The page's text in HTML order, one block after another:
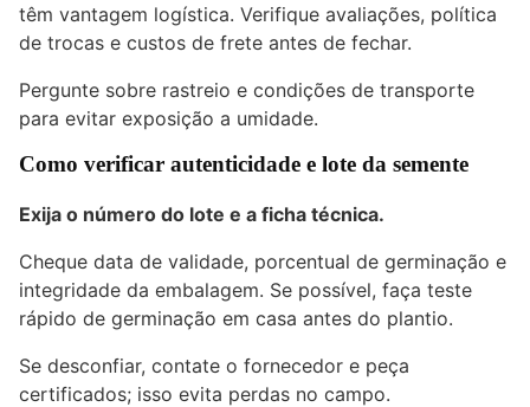
têm vantagem logística. Verifique avaliações, política
de trocas e custos de frete antes de fechar.
Pergunte sobre rastreio e condições de transporte
para evitar exposição a umidade.
Como verificar autenticidade e lote da semente
Exija o número do lote e a ficha técnica.
Cheque data de validade, porcentual de germinação e
integridade da embalagem. Se possível, faça teste
rápido de germinação em casa antes do plantio.
Se desconfiar, contate o fornecedor e peça
certificados; isso evita perdas no campo.